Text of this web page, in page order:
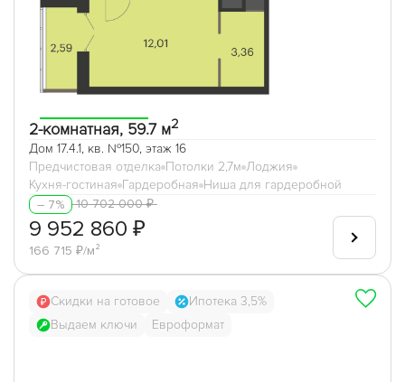
2-комнатная, 59.7 м2
Дом 17.4.1, кв. №150, этаж 16
Предчистовая отделка Потолки 2,7м Лоджия
Кухня-гостиная Гардеробная Ниша для гардеробной
– 7%
10 702 000 ₽
9 952 860 ₽
166 715 ₽/м²
Скидки на готовое
Ипотека 3,5%
Выдаем ключи
Евроформат